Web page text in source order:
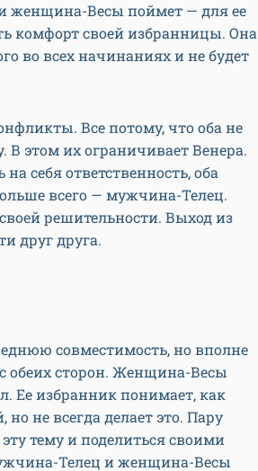
женщина-Весы поймет — для ее
комфорт своей избранницы. Она
во всех начинаниях и не будет
Все потому, что оба не
этом их ограничивает Венера.
себя ответственность, оба
всего — мужчина-Телец.
решительности. Выход из
друг друга.
совместимость, но вполне
обеих сторон. Женщина-Весы
Ее избранник понимает, как
не всегда делает это. Пару
тему и поделиться своими
Телец и женщина-Весы